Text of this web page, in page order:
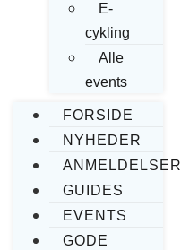
E-
cykling
Alle
events
FORSIDE
NYHEDER
ANMELDELSER
GUIDES
EVENTS
GODE